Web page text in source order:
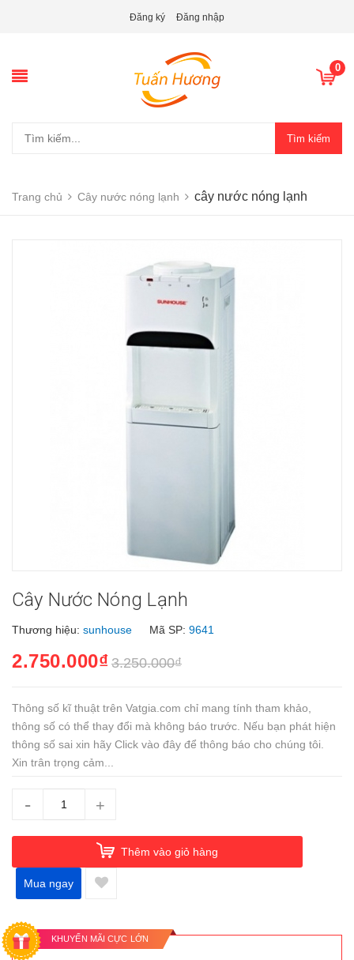
Đăng ký Đăng nhập
0
Tìm kiếm
Trang chủ Cây nước nóng lạnh cây nước nóng lạnh
Cây Nước Nóng Lạnh
Thương hiệu: sunhouse Mã SP: 9641
2.750.000₫ 3.250.000₫
Thông số kĩ thuật trên Vatgia.com chỉ mang tính tham khảo,
thông số có thể thay đổi mà không báo trước. Nếu bạn phát hiện
thông số sai xin hãy Click vào đây để thông báo cho chúng tôi.
Xin trân trọng cảm...
- +
Thêm vào giỏ hàng
Mua ngay
KHUYẾN MÃI CỰC LỚN